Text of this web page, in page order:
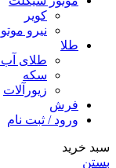
کویر
نیرو
طلا
طلای
سکه
زیورآلات
فرش
ورود / ثبت نام
سبد خرید
بستن